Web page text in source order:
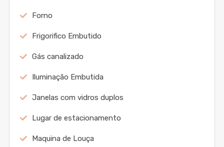
Forno
Frigorifico Embutido
Gás canalizado
Iluminação Embutida
Janelas com vidros duplos
Lugar de estacionamento
Maquina de Louça